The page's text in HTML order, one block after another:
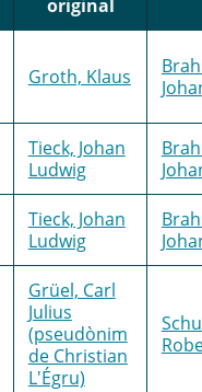
original
Groth, Klaus
Tieck, Johan
Ludwig
Tieck, Johan
Ludwig
Grüel, Carl
Julius
(pseudònim
de Christian
L'Égru)